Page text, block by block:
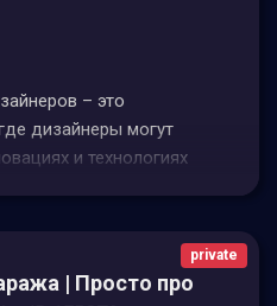
– это
дизайнеры могут
и технологиях
и обсуждения о том
и улучшить процесс
private
| Просто про ИИ в